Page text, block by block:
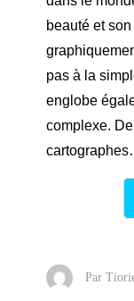
beauté et
pas à la
englobe
complexe.
Par